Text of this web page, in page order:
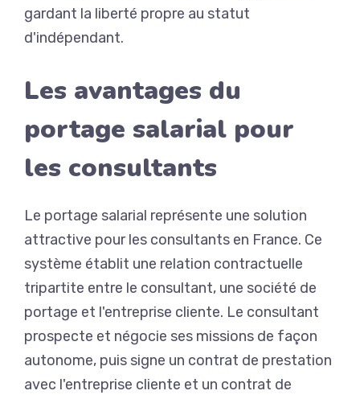
gardant la liberté propre au statut
d'indépendant.
Les avantages du
portage salarial pour
les consultants
Le portage salarial représente une solution
attractive pour les consultants en France. Ce
système établit une relation contractuelle
tripartite entre le consultant, une société de
portage et l'entreprise cliente. Le consultant
prospecte et négocie ses missions de façon
autonome, puis signe un contrat de prestation
avec l'entreprise cliente et un contrat de